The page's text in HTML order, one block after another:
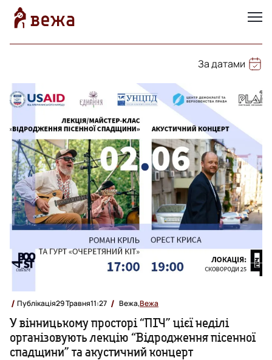
За датами
Публікація29 Травня11:27 Вежа,Вежа
У вінницькому просторі “ПІЧ” цієї неділі
організовують лекцію “Відродження пісенної
спадщини” та акустичний концерт